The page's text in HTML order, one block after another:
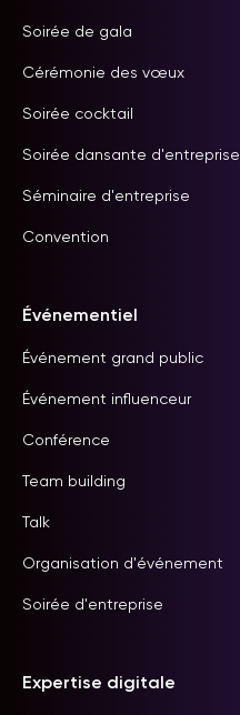
Soirée de gala
Cérémonie des vœux
Soirée cocktail
Soirée dansante d'entreprise
Séminaire d'entreprise
Convention
Événementiel
Événement grand public
Événement influenceur
Conférence
Team building
Talk
Organisation d'événement
Soirée d'entreprise
Expertise digitale